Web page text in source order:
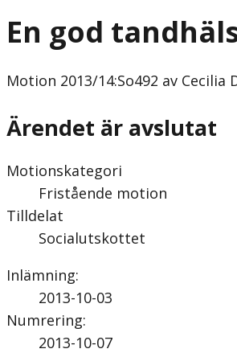
En god
Motion 2013/14:So492 av Cecilia
Ärendet är avslutat
Motionskategori
Fristående motion
Tilldelat
Socialutskottet
Inlämning:
2013-10-03
Numrering:
2013-10-07